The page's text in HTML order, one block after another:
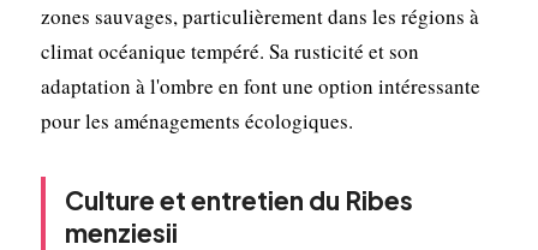
zones sauvages, particulièrement dans les régions à
climat océanique tempéré. Sa rusticité et son
adaptation à l'ombre en font une option intéressante
pour les aménagements écologiques.
Culture et entretien du Ribes
menziesii